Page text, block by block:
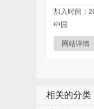
加入时间：
中国
网站详情
相关的分类